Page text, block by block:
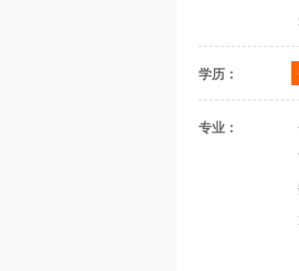
学历：
专业：